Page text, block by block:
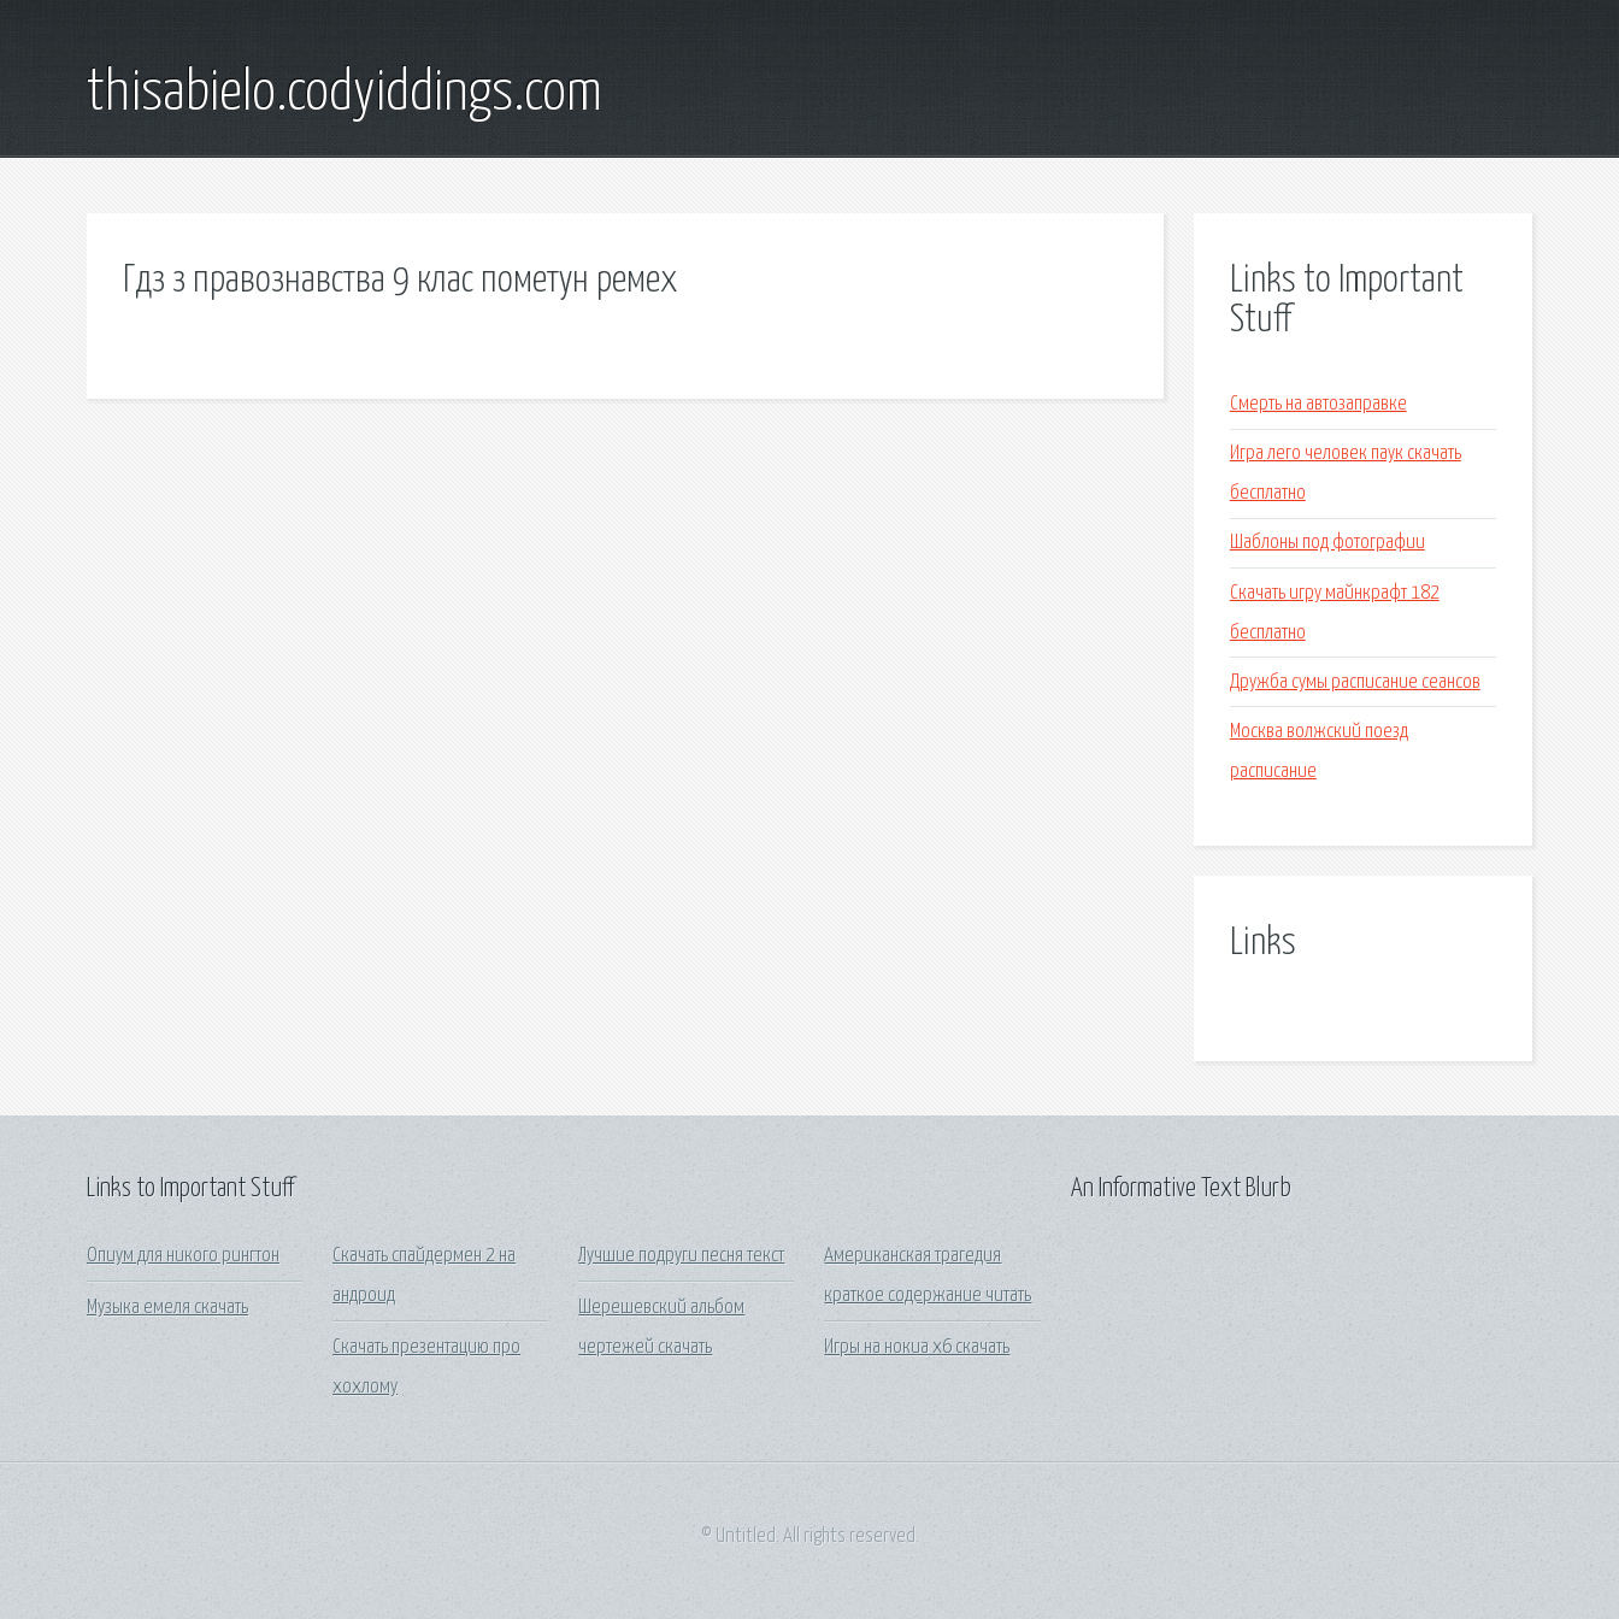
thisabielo.codyiddings.com
Гдз з правознавства 9 клас пометун ремех
Links to Important
Stuff
Смерть на автозаправке
Игра лего человек паук скачать
бесплатно
Шаблоны под фотографии
Скачать игру майнкрафт 182
бесплатно
Дружба сумы расписание сеансов
Москва волжский поезд
расписание
Links
Links to Important Stuff
Опиум для никого рингтон
Музыка емеля скачать
Скачать спайдермен 2 на
андроид
Скачать презентацию про
хохлому
Лучшие подруги песня текст
Шерешевский альбом
чертежей скачать
Американская трагедия
краткое содержание читать
Игры на нокиа х6 скачать
An Informative Text Blurb
© Untitled. All rights reserved.